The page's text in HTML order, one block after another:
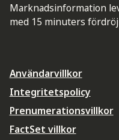
Marknadsinformation
med 15 minuters
Användarvillkor
Integritetspolicy
Prenumerationsvillkor
FactSet villkor